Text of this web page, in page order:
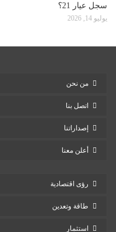
سجل عيار 21؟
يوليو 14, 2026
من نحن
اتصل بنا
إصداراتنا
أعلن معنا
رؤى اقتصادية
طاقة وتعدين
استثمار